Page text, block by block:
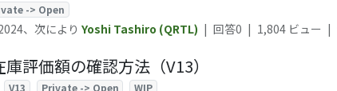
-> Open
、次により Yoshi Tashiro (QRTL) | 回答0 | 1,804 ビュー |
評価額の確認方法（V13）
V13 Private -> Open WIP